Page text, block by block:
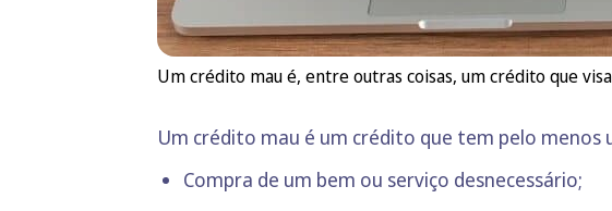
Um crédito mau é, entre outras coisas, um crédito que
Um crédito mau é um crédito que tem pelo menos
Compra de um bem ou serviço desnecessário;